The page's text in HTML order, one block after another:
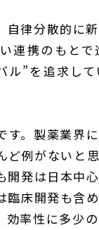
自律分散的に
連携のもとで
ル”を追求し
す。製薬業界
ど例がないと
開発は日本中
臨床開発も含
効率性に多少